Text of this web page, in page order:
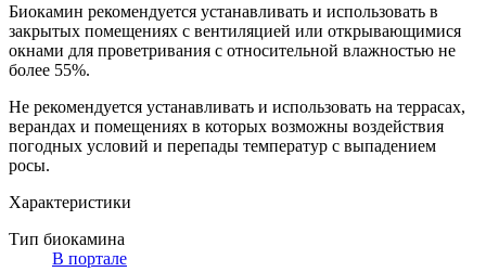
Биокамин рекомендуется устанавливать и использовать в
закрытых помещениях с вентиляцией или открывающимися
окнами для проветривания с относительной влажностью не
более 55%.
Не рекомендуется устанавливать и использовать на террасах,
верандах и помещениях в которых возможны воздействия
погодных условий и перепады температур с выпадением
росы.
Характеристики
Тип биокамина
В портале